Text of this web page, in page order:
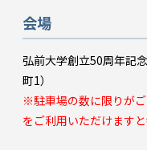
会場
弘前大学創立50周年記
町1）
※駐車場の数に限りが
をご利用いただけますと